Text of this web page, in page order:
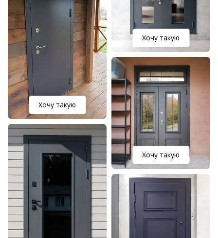
Хочу такую
Хочу такую
Хочу такую